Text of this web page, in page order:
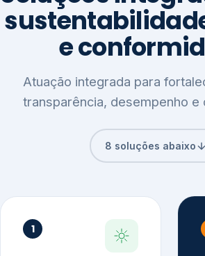
e
Atuação integrada para
transparência, desempenho e
8 soluções abaixo
1